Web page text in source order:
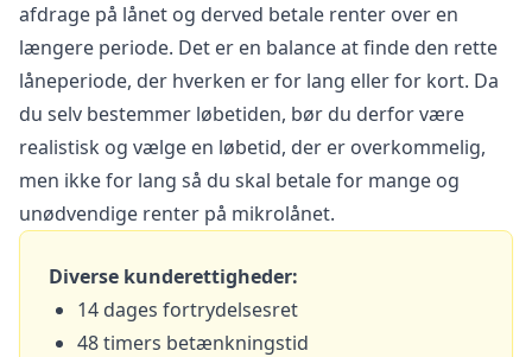
afdrage på lånet og derved betale renter over en
længere periode. Det er en balance at finde den rette
låneperiode, der hverken er for lang eller for kort. Da
du selv bestemmer løbetiden, bør du derfor være
realistisk og vælge en løbetid, der er overkommelig,
men ikke for lang så du skal betale for mange og
unødvendige renter på mikrolånet.
Diverse kunderettigheder:
14 dages fortrydelsesret
48 timers betænkningstid